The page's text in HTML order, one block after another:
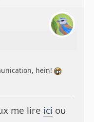
hein!
me lire ici ou